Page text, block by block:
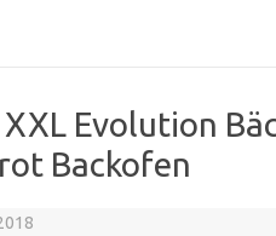
Evolution
Backofen